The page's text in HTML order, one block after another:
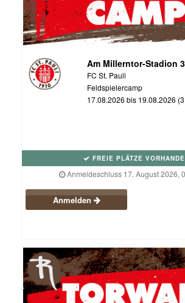
Am Millerntor-Stadion
FC St. Pauli
Feldspielercamp
17.08.2026 bis 19.08.2026
FREIE PLÄTZE
Anmeldeschluss 17. August 2026,
Anmelden